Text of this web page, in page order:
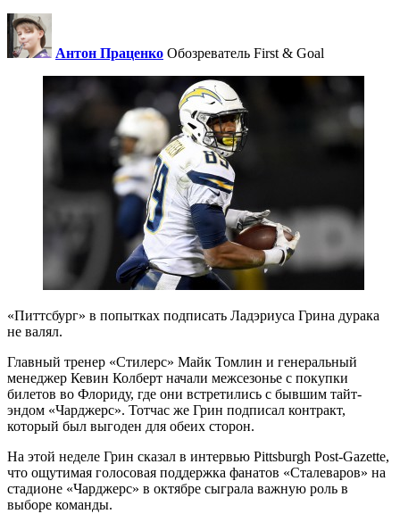
Антон Праценко Обозреватель First & Goal
«Питтсбург» в попытках подписать Ладэриуса Грина дурака
не валял.
Главный тренер «Стилерс» Майк Томлин и генеральный
менеджер Кевин Колберт начали межсезонье с покупки
билетов во Флориду, где они встретились с бывшим тайт-
эндом «Чарджерс». Тотчас же Грин подписал контракт,
который был выгоден для обеих сторон.
На этой неделе Грин сказал в интервью Pittsburgh Post-Gazette,
что ощутимая голосовая поддержка фанатов «Сталеваров» на
стадионе «Чарджерс» в октябре сыграла важную роль в
выборе команды.